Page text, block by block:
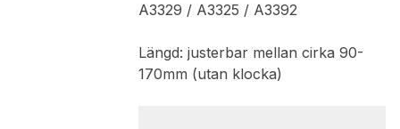
A3329 / A3325 / A3392
Längd: justerbar mellan cirka 90-
170mm (utan klocka)